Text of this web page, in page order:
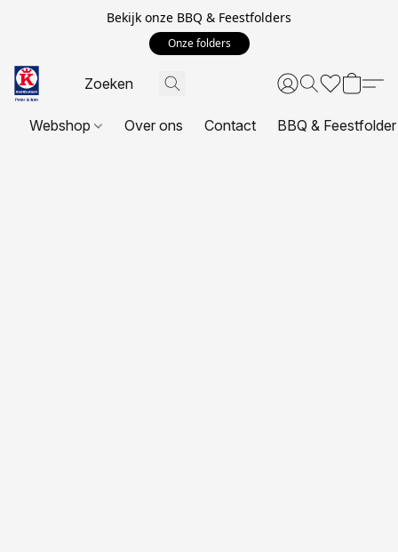
Bekijk onze BBQ & Feestfolders
Onze folders
Webshop Over ons Contact BBQ & Feestfolder